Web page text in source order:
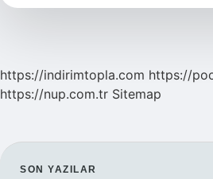
Yasaklandı
https://indirimtopla.com https://
https://nup.com.tr Sitemap
SON YAZILAR